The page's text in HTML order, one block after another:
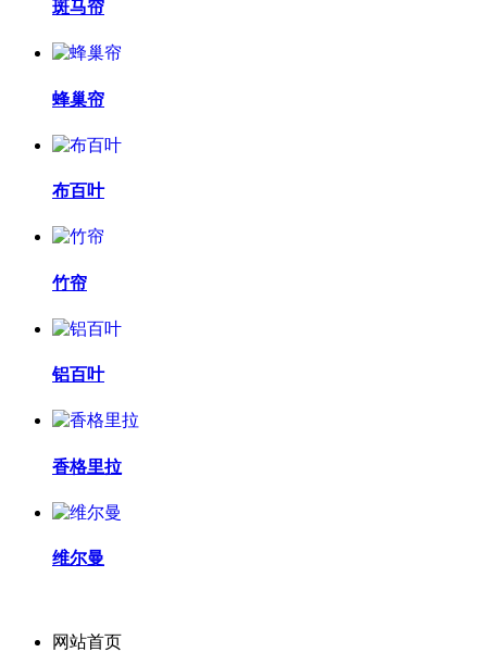
斑马帘
蜂巢帘
布百叶
竹帘
铝百叶
香格里拉
维尔曼
网站首页